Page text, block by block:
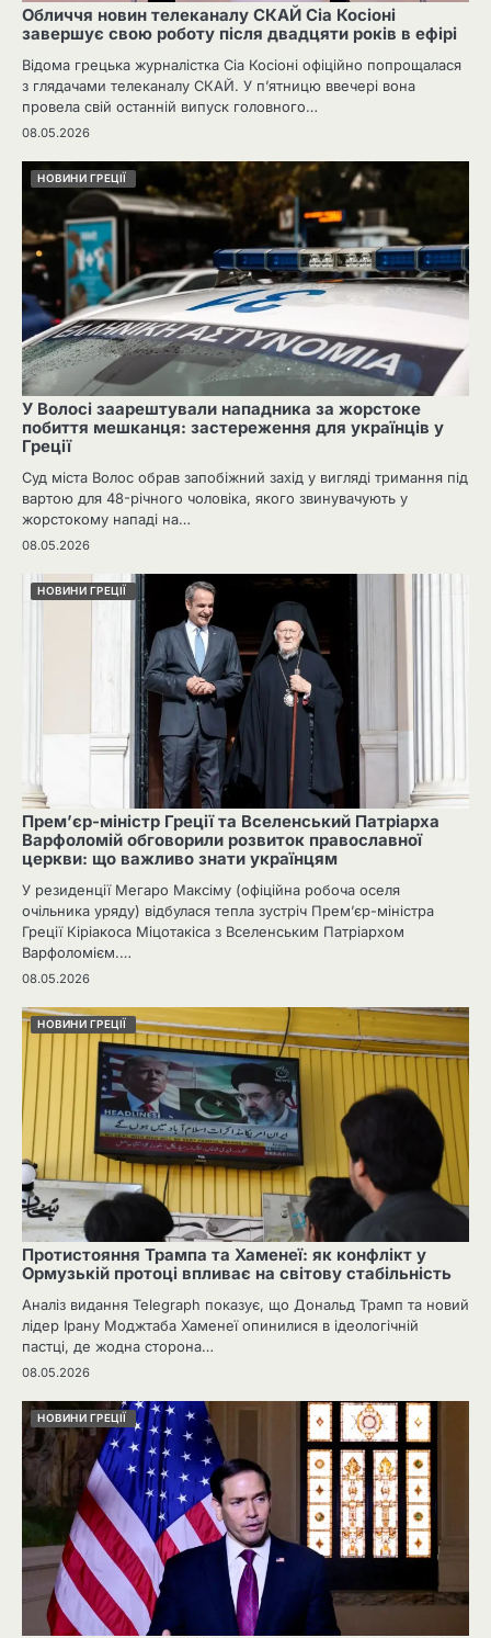
Обличчя новин телеканалу СКАЙ Сіа Косіоні
завершує свою роботу після двадцяти років в ефірі
Відома грецька журналістка Сіа Косіоні офіційно попрощалася
з глядачами телеканалу СКАЙ. У п’ятницю ввечері вона
провела свій останній випуск головного…
08.05.2026
НОВИНИ ГРЕЦІЇ
У Волосі заарештували нападника за жорстоке
побиття мешканця: застереження для українців у
Греції
Суд міста Волос обрав запобіжний захід у вигляді тримання під
вартою для 48-річного чоловіка, якого звинувачують у
жорстокому нападі на…
08.05.2026
НОВИНИ ГРЕЦІЇ
Прем’єр-міністр Греції та Вселенський Патріарха
Варфоломій обговорили розвиток православної
церкви: що важливо знати українцям
У резиденції Мегаро Максіму (офіційна робоча оселя
очільника уряду) відбулася тепла зустріч Прем’єр-міністра
Греції Кіріакоса Міцотакіса з Вселенським Патріархом
Варфоломієм.…
08.05.2026
НОВИНИ ГРЕЦІЇ
Протистояння Трампа та Хаменеї: як конфлікт у
Ормузькій протоці впливає на світову стабільність
Аналіз видання Telegraph показує, що Дональд Трамп та новий
лідер Ірану Моджтаба Хаменеї опинилися в ідеологічній
пастці, де жодна сторона…
08.05.2026
НОВИНИ ГРЕЦІЇ